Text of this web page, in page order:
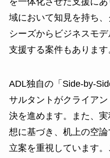
域において知見を持ち
シーズからビジネスモ
支援する案件もあります
ADL独自の「Side-by-
サルタントがクライア
決を進めます。また、
想に基づき、机上の空
立案を重視しています